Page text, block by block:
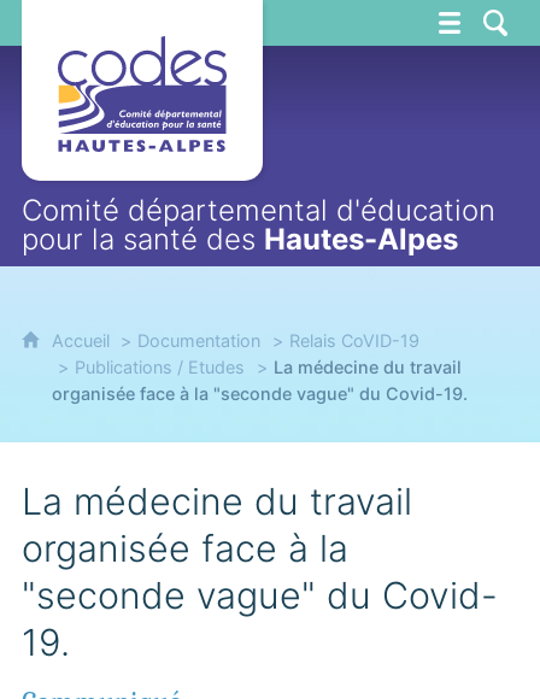
Comité départemental d'éducation
pour la santé des Hautes-Alpes
Accueil Documentation
Relais CoVID-19
Publications / Etudes
La médecine du travail
organisée face à la "seconde vague" du Covid-19.
La médecine du travail
organisée face à la
"seconde vague" du Covid-
19.